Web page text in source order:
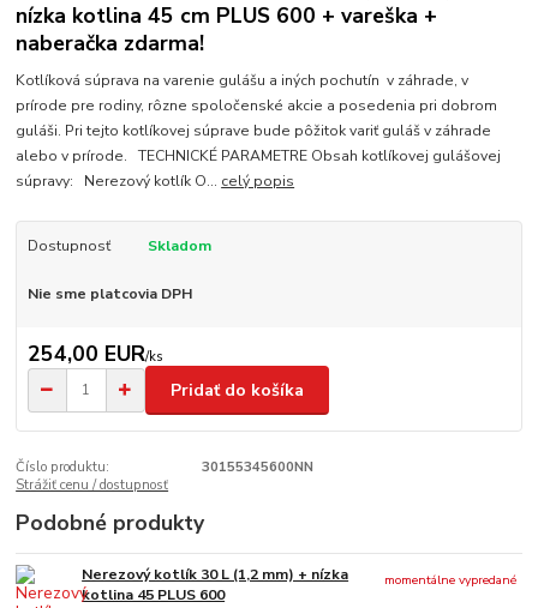
nízka kotlina 45 cm PLUS 600 + vareška +
naberačka zdarma!
Kotlíková súprava na varenie gulášu a iných pochutín v záhrade, v
prírode pre rodiny, rôzne spoločenské akcie a posedenia pri dobrom
guláši. Pri tejto kotlíkovej súprave bude pôžitok variť guláš v záhrade
alebo v prírode. TECHNICKÉ PARAMETRE Obsah kotlíkovej gulášovej
súpravy: Nerezový kotlík O... celý popis
Dostupnosť Skladom
Nie sme platcovia DPH
254,00 EUR/ks
Pridať do košíka
Číslo produktu:
30155345600NN
Strážiť cenu / dostupnosť
Podobné produkty
Nerezový kotlík 30 L (1,2 mm) + nízka
kotlina 45 PLUS 600
momentálne vypredané